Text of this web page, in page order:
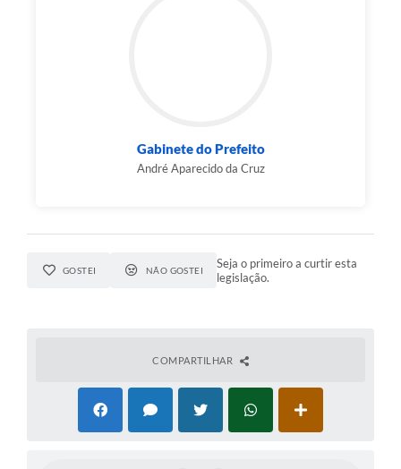
Gabinete do Prefeito
André Aparecido da Cruz
GOSTEI NÃO GOSTEI
Seja o primeiro a curtir esta
legislação.
COMPARTILHAR